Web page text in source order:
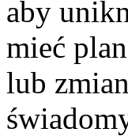
aby
mieć
lub